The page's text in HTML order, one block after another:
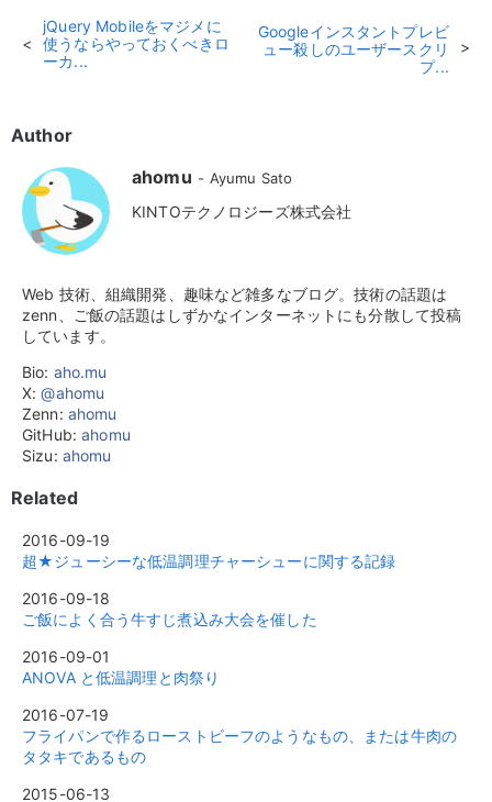
jQuery Mobileをマジメに
使うならやっておくべきロ
ーカ...
Googleインスタントプレビ
ュー殺しのユーザースクリ
プ...
Author
ahomu
Ayumu Sato
KINTOテクノロジーズ株式会社
Web 技術、組織開発、趣味など雑多なブログ。技術の話題は
zenn、ご飯の話題はしずかなインターネットにも分散して投稿
しています。
Bio: aho.mu
X:@ahomu
Zenn: ahomu
GitHub:ahomu
Sizu: ahomu
Related
2016-09-19
超★ジューシーな低温調理チャーシューに関する記録
2016-09-18
ご飯によく合う牛すじ煮込み大会を催した
2016-09-01
ANOVA と低温調理と肉祭り
2016-07-19
フライパンで作るローストビーフのようなもの、または牛肉の
タタキであるもの
2015-06-13